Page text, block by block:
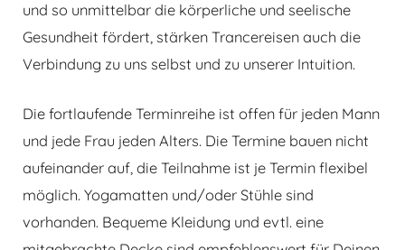
und so unmittelbar die körperliche und seelische
Gesundheit fördert, stärken Trancereisen auch die
Verbindung zu uns selbst und zu unserer Intuition.
Die fortlaufende Terminreihe ist offen für jeden Mann
und jede Frau jeden Alters. Die Termine bauen nicht
aufeinander auf, die Teilnahme ist je Termin flexibel
möglich. Yogamatten und/oder Stühle sind
vorhanden. Bequeme Kleidung und evtl. eine